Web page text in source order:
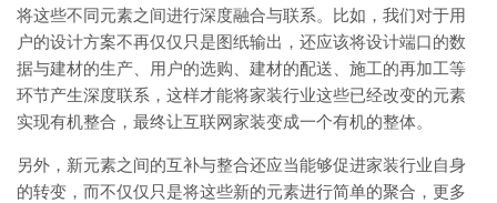
将这些不同元素之间进行深度融合与联系。比如，我们对于用
户的设计方案不再仅仅只是图纸输出，还应该将设计端口的数
据与建材的生产、用户的选购、建材的配送、施工的再加工等
环节产生深度联系，这样才能将家装行业这些已经改变的元素
实现有机整合，最终让互联网家装变成一个有机的整体。
另外，新元素之间的互补与整合还应当能够促进家装行业自身
的转变，而不仅仅只是将这些新的元素进行简单的聚合，更多